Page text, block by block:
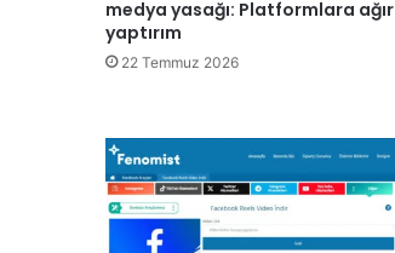
medya yasağı: Platformlara ağır
yaptırım
22 Temmuz 2026